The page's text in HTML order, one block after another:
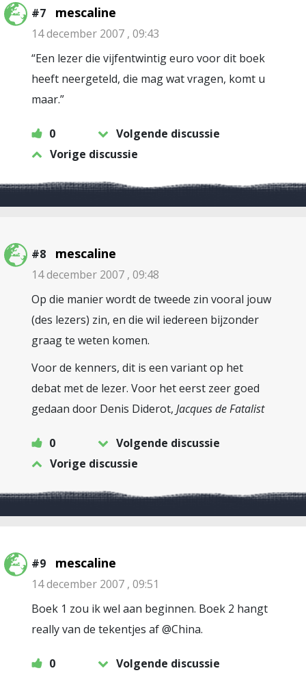
#7 mescaline
14 december 2007 , 09:43
“Een lezer die vijfentwintig euro voor dit boek
heeft neergeteld, die mag wat vragen, komt u
maar.”
0
Volgende discussie
Vorige discussie
#8 mescaline
14 december 2007 , 09:48
Op die manier wordt de tweede zin vooral jouw
(des lezers) zin, en die wil iedereen bijzonder
graag te weten komen.
Voor de kenners, dit is een variant op het
debat met de lezer. Voor het eerst zeer goed
gedaan door Denis Diderot, Jacques de Fatalist
0
Volgende discussie
Vorige discussie
#9 mescaline
14 december 2007 , 09:51
Boek 1 zou ik wel aan beginnen. Boek 2 hangt
really van de tekentjes af @China.
0
Volgende discussie